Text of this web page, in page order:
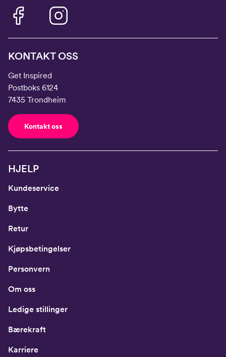
KONTAKT OSS
Get Inspired
Postboks 6124
7435 Trondheim
Kontakt oss
HJELP
Kundeservice
Bytte
Retur
Kjøpsbetingelser
Personvern
Om oss
Ledige stillinger
Bærekraft
Karriere